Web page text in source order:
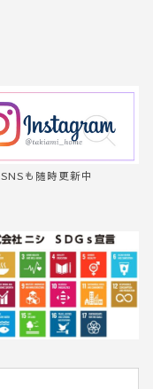
SNSも随時更新中